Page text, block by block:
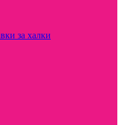
за халки